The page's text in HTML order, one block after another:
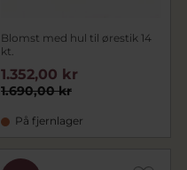
Blomst med hul til ørestik 14
kt.
1.690,00 kr
1.352,00 kr
På fjernlager